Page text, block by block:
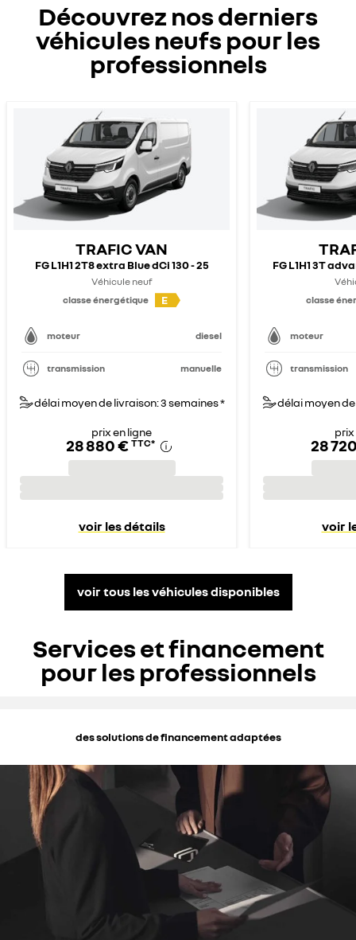
Découvrez nos derniers
véhicules neufs pour les
professionnels
TRAFIC VAN
FG L1H1 2T8 extra Blue dCi 130 - 25
Véhicule neuf
classe énergétique
E
moteur diesel
transmission manuelle
délai moyen de livraison: 3 semaines *
prix en ligne
28 880 € TTC*
voir les détails
FG L1H1 3T
classe
moteur
transmission
délai moyen
prix
28
voir
voir tous les véhicules disponibles
Services et financement
pour les professionnels
des solutions de financement adaptées